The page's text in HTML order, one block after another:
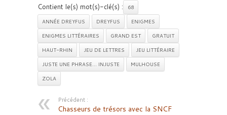
Contient le(s) mot(s)-clé(s) :
68
ANNÉE DREYFUS
DREYFUS
ENIGMES
ENIGMES LITTÉRAIRES
GRAND EST
GRATUIT
HAUT-RHIN
JEU DE LETTRES
JEU LITTÉRAIRE
JUSTE UNE PHRASE… INJUSTE
MULHOUSE
ZOLA
Précédent :
Chasseurs de trésors avec la SNCF